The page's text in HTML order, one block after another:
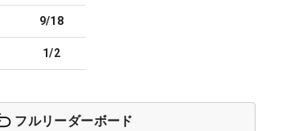
9/18
1/2
フルリーダーボード